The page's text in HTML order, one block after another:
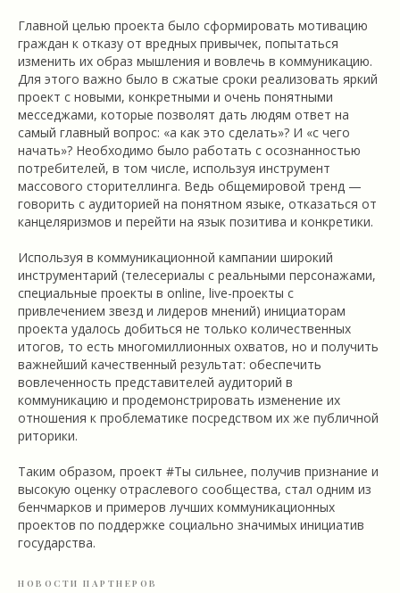
Главной целью проекта было сформировать мотивацию
граждан к отказу от вредных привычек, попытаться
изменить их образ мышления и вовлечь в коммуникацию.
Для этого важно было в сжатые сроки реализовать яркий
проект с новыми, конкретными и очень понятными
месседжами, которые позволят дать людям ответ на
самый главный вопрос: «а как это сделать»? И «с чего
начать»? Необходимо было работать с осознанностью
потребителей, в том числе, используя инструмент
массового сторителлинга. Ведь общемировой тренд —
говорить с аудиторией на понятном языке, отказаться от
канцеляризмов и перейти на язык позитива и конкретики.
Используя в коммуникационной кампании широкий
инструментарий (телесериалы с реальными персонажами,
специальные проекты в online, live-проекты с
привлечением звезд и лидеров мнений) инициаторам
проекта удалось добиться не только количественных
итогов, то есть многомиллионных охватов, но и получить
важнейший качественный результат: обеспечить
вовлеченность представителей аудиторий в
коммуникацию и продемонстрировать изменение их
отношения к проблематике посредством их же публичной
риторики.
Таким образом, проект #Ты сильнее, получив признание и
высокую оценку отраслевого сообщества, стал одним из
бенчмарков и примеров лучших коммуникационных
проектов по поддержке социально значимых инициатив
государства.
НОВОСТИ ПАРТНЕРОВ